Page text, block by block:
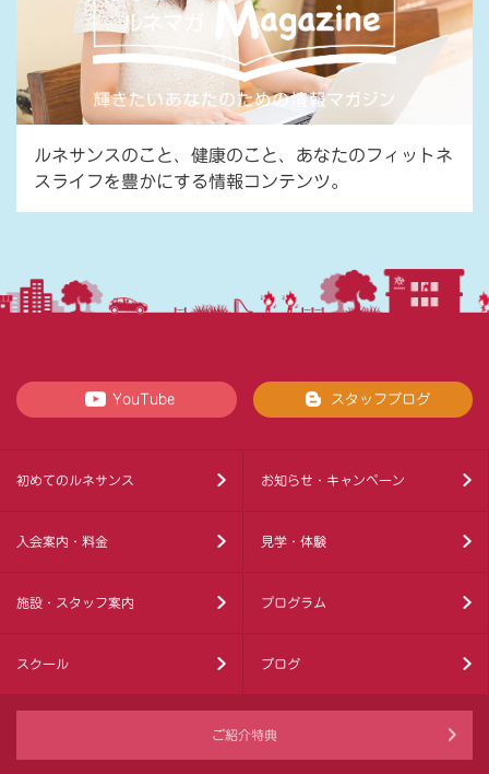
ルネサンスのこと、健康のこと、あなたのフィットネ
スライフを豊かにする情報コンテンツ。
YouTube スタッフブログ
初めてのルネサンス お知らせ・キャンペーン
入会案内・料金 見学・体験
施設・スタッフ案内 プログラム
スクール ブログ
ご紹介特典